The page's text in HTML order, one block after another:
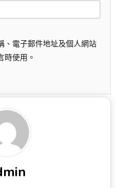
、電子郵件地址及個人網站
時使用。